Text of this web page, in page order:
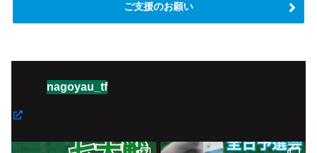
ご支援のお願い
nagoyau_tf